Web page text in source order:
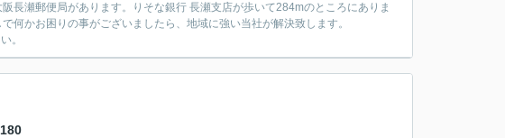
長瀬郵便局があります。りそな銀行 長瀬支店が歩いて284mのところにありま
何かお困りの事がございましたら、地域に強い当社が解決致します。
。